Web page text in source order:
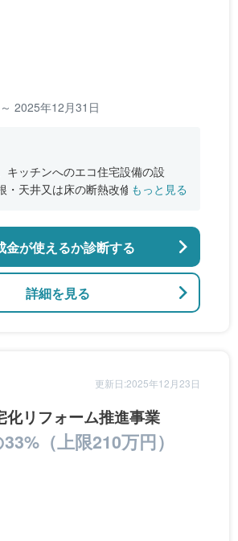
2025年12月31日
キッチンへのエコ住宅設備の設
・天井又は床の断熱改修、窓やド
改修
もっと見る
詳細を見る
金が使えるか診断する
更新日:2025年12月23日
化リフォーム推進事業
（上限210万円）